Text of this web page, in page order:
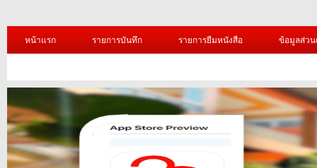
หน้าแรก รายการบันทึก รายการยืมหนังสือ ข้อมูลส่ว